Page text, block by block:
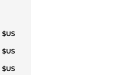
$US
$US
$US